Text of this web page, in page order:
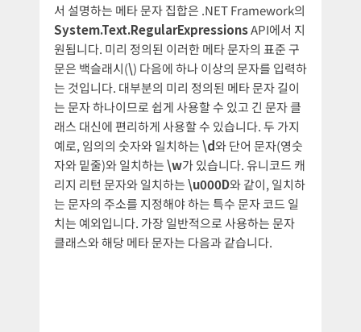
서 설명하는 메타 문자 집합은 .NET Framework의
System.Text.RegularExpressionsAPI에서 지
원됩니다. 미리 정의된 이러한 메타 문자의 표준 구
문은 백슬래시(\) 다음에 하나 이상의 문자를 입력하
는 것입니다. 대부분의 미리 정의된 메타 문자 길이
는 문자 하나이므로 쉽게 사용할 수 있고 긴 문자 클
래스 대신에 편리하게 사용할 수 있습니다. 두 가지
예로, 임의의 숫자와 일치하는\d와 단어 문자(영숫
자와 밑줄)와 일치하는\w가 있습니다. 유니코드 캐
리지 리턴 문자와 일치하는\u000D와 같이, 일치하
는 문자의 주소를 지정해야 하는 특수 문자 코드 일
치는 예외입니다. 가장 일반적으로 사용하는 문자
클래스와 해당 메타 문자는 다음과 같습니다.